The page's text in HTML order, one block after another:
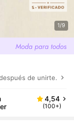
1/9
de unirte.
4,54
(100+)